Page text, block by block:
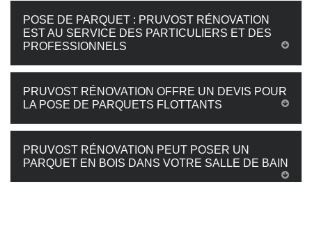
POSE DE PARQUET : PRUVOST RÉNOVATION
EST AU SERVICE DES PARTICULIERS ET DES
PROFESSIONNELS
PRUVOST RÉNOVATION OFFRE UN DEVIS POUR
LA POSE DE PARQUETS FLOTTANTS
PRUVOST RÉNOVATION PEUT POSER UN
PARQUET EN BOIS DANS VOTRE SALLE DE BAIN